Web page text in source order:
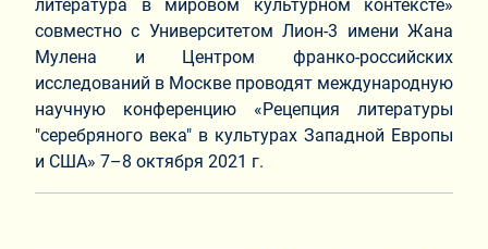
литература в мировом культурном контексте»
совместно с Университетом Лион-3 имени Жана
Мулена и Центром франко-российских
исследований в Москве проводят международную
научную конференцию «Рецепция литературы
"серебряного века" в культурах Западной Европы
и США» 7–8 октября 2021 г.